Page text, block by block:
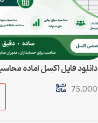
دانلود فایل اکسل آماده
محاسبه خودکار حق سنوات و
75,000